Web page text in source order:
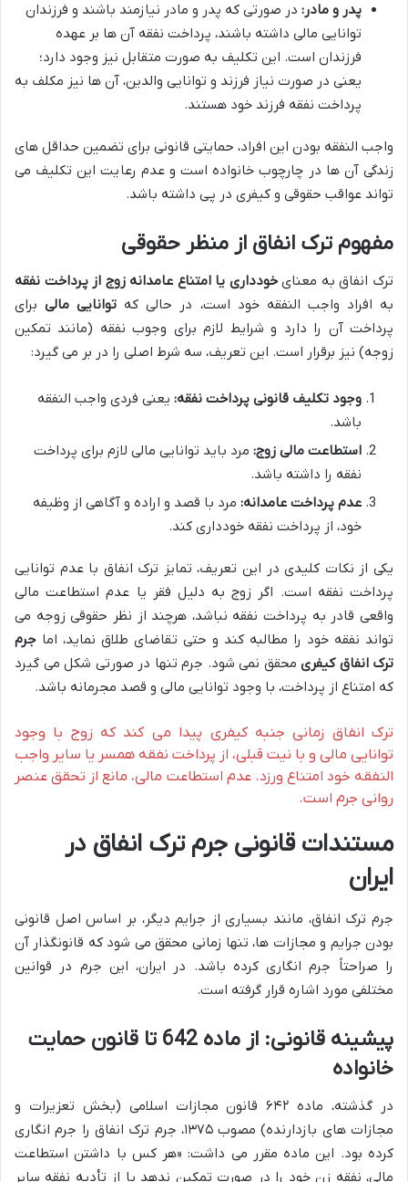
پدر و مادر: در صورتی که پدر و مادر نیازمند باشند و فرزندان
توانایی مالی داشته باشند، پرداخت نفقه آن ها بر عهده
فرزندان است. این تکلیف به صورت متقابل نیز وجود دارد؛
یعنی در صورت نیاز فرزند و توانایی والدین، آن ها نیز مکلف به
پرداخت نفقه فرزند خود هستند.
واجب النفقه بودن این افراد، حمایتی قانونی برای تضمین حداقل های
زندگی آن ها در چارچوب خانواده است و عدم رعایت این تکلیف می
تواند عواقب حقوقی و کیفری در پی داشته باشد.
مفهوم ترک انفاق از منظر حقوقی
ترک انفاق به معنایخودداری یا امتناع عامدانه زوج از پرداخت نفقه
به افراد واجب النفقه خود است، در حالی که توانایی مالیبرای
پرداخت آن را دارد و شرایط لازم برای وجوب نفقه (مانند تمکین
زوجه) نیز برقرار است. این تعریف، سه شرط اصلی را در بر می گیرد:
وجود تکلیف قانونی پرداخت نفقه: یعنی فردی واجب النفقه
باشد.
استطاعت مالی زوج: مرد باید توانایی مالی لازم برای پرداخت
نفقه را داشته باشد.
عدم پرداخت عامدانه: مرد با قصد و اراده و آگاهی از وظیفه
خود، از پرداخت نفقه خودداری کند.
یکی از نکات کلیدی در این تعریف، تمایز ترک انفاق با عدم توانایی
پرداخت نفقه است. اگر زوج به دلیل فقر یا عدم استطاعت مالی
واقعی قادر به پرداخت نفقه نباشد، هرچند از نظر حقوقی زوجه می
تواند نفقه خود را مطالبه کند و حتی تقاضای طلاق نماید، اما جرم
ترک انفاق کیفری محقق نمی شود. جرم تنها در صورتی شکل می گیرد
که امتناع از پرداخت، با وجود توانایی مالی و قصد مجرمانه باشد.
ترک انفاق زمانی جنبه کیفری پیدا می کند که زوج با وجود
توانایی مالی و با نیت قبلی، از پرداخت نفقه همسر یا سایر واجب
النفقه خود امتناع ورزد. عدم استطاعت مالی، مانع از تحقق عنصر
روانی جرم است.
مستندات قانونی جرم ترک انفاق در
ایران
جرم ترک انفاق، مانند بسیاری از جرایم دیگر، بر اساس اصل قانونی
بودن جرایم و مجازات ها، تنها زمانی محقق می شود که قانونگذار آن
را صراحتاً جرم انگاری کرده باشد. در ایران، این جرم در قوانین
مختلفی مورد اشاره قرار گرفته است.
پیشینه قانونی: از ماده 642 تا قانون حمایت
خانواده
در گذشته، ماده ۶۴۲ قانون مجازات اسلامی (بخش تعزیرات و
مجازات های بازدارنده) مصوب ۱۳۷۵، جرم ترک انفاق را جرم انگاری
کرده بود. این ماده مقرر می داشت: «هر کس با داشتن استطاعت
مالی، نفقه زن خود را در صورت تمکین ندهد یا از تأدیه نفقه سایر